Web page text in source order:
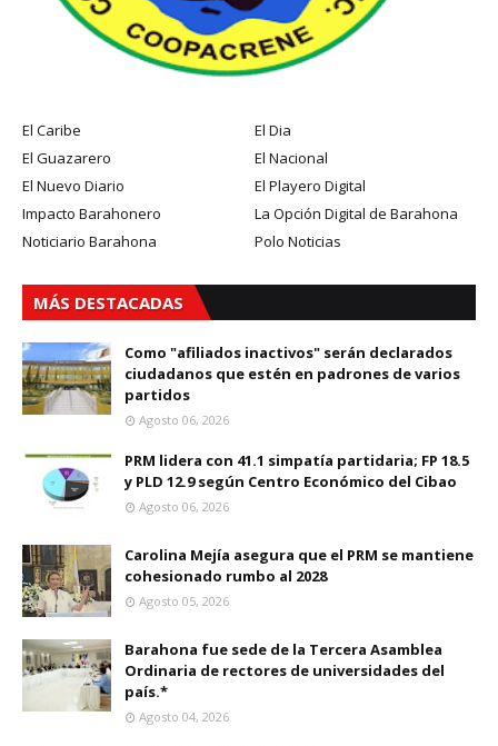
El Caribe
El Dia
El Guazarero
El Nacional
El Nuevo Diario
El Playero Digital
Impacto Barahonero
La Opción Digital de Barahona
Noticiario Barahona
Polo Noticias
MÁS DESTACADAS
Como "afiliados inactivos" serán declarados
ciudadanos que estén en padrones de varios
partidos
Agosto 06, 2026
PRM lidera con 41.1 simpatía partidaria; FP 18.5
y PLD 12.9 según Centro Económico del Cibao
Agosto 06, 2026
Carolina Mejía asegura que el PRM se mantiene
cohesionado rumbo al 2028
Agosto 05, 2026
Barahona fue sede de la Tercera Asamblea
Ordinaria de rectores de universidades del
país.*
Agosto 04, 2026